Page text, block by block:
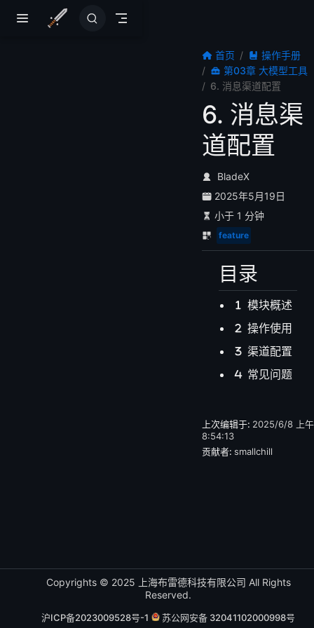
首页
操作手册
第03章 大模型工具
6. 消息渠道配置
6. 消息渠
道配置
BladeX
2025年5月19日
小于 1 分钟
feature
目录
模块概述
操作使用
渠道配置
常见问题
上次编辑于: 2025/6/8 上午
8:54:13
贡献者: smallchill
Copyrights © 2025 上海布雷德科技有限公司 All Rights
Reserved.
沪ICP备2023009528号-1 苏公网安备 32041102000998号